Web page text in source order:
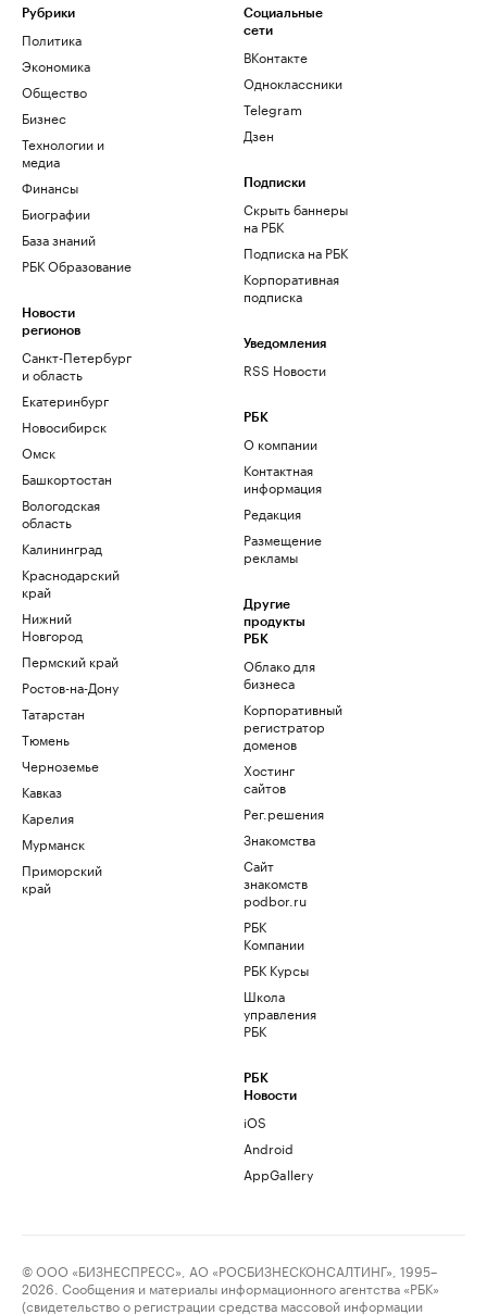
Рубрики
Политика
Экономика
Общество
Бизнес
Технологии и
медиа
Финансы
Биографии
База знаний
РБК Образование
Новости
регионов
Санкт-Петербург
и область
Екатеринбург
Новосибирск
Омск
Башкортостан
Вологодская
область
Калининград
Краснодарский
край
Нижний
Новгород
Пермский край
Ростов-на-Дону
Татарстан
Тюмень
Черноземье
Кавказ
Карелия
Мурманск
Приморский
край
Социальные
сети
ВКонтакте
Одноклассники
Telegram
Дзен
Подписки
Скрыть баннеры
на РБК
Подписка на РБК
Корпоративная
подписка
Уведомления
RSS Новости
РБК
О компании
Контактная
информация
Редакция
Размещение
рекламы
Другие
продукты
РБК
Облако для
бизнеса
Корпоративный
регистратор
доменов
Хостинг
сайтов
Рег.решения
Знакомства
Сайт
знакомств
podbor.ru
РБК
Компании
РБК Курсы
Школа
управления
РБК
РБК
Новости
iOS
Android
AppGallery
© ООО «БИЗНЕСПРЕСС», АО «РОСБИЗНЕСКОНСАЛТИНГ», 1995–
2026. Сообщения и материалы информационного агентства «РБК»
(свидетельство о регистрации средства массовой информации